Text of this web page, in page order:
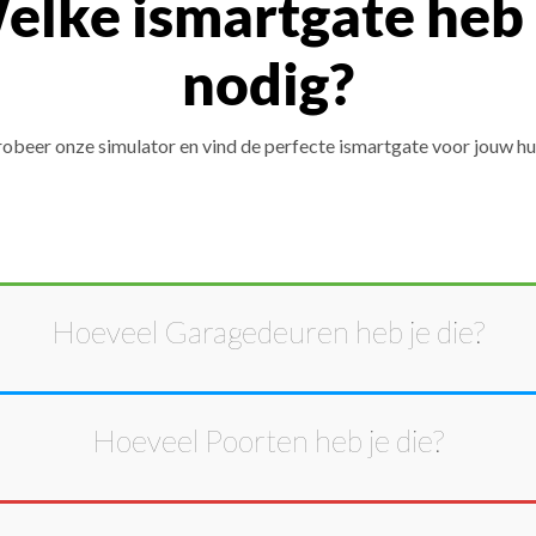
ismartgate
nodig?
onze simulator en vind de perfecte ismartgate voor jouw
Hoeveel Garagedeuren heb je die?
Hoeveel Poorten heb je die?